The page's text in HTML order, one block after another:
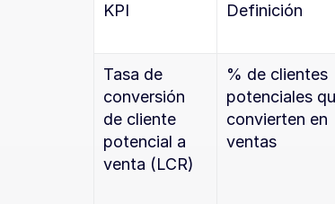
KPI Definición
Tasa de
conversión
de cliente
potencial a
venta (LCR)
% de clientes
potenciales
convierten en
ventas